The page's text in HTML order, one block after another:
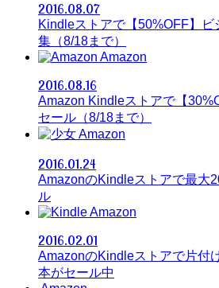
2016.08.07
Kindleストアで【50%OFF】
集（8/18まで）
Amazon
2016.08.16
Amazon Kindleストアで【
セール（8/18まで）
Amazon
2016.01.24
AmazonのKindleストアで最大
ル
Amazon
2016.02.01
AmazonのKindleストアで片付
本がセール中